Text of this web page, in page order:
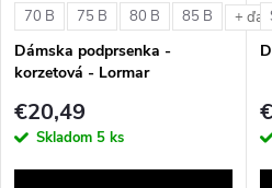
70 B 75 B 80 B 85 B +
Dámska podprsenka -
korzetová - Lormar
€20,49
Skladom 5 ks